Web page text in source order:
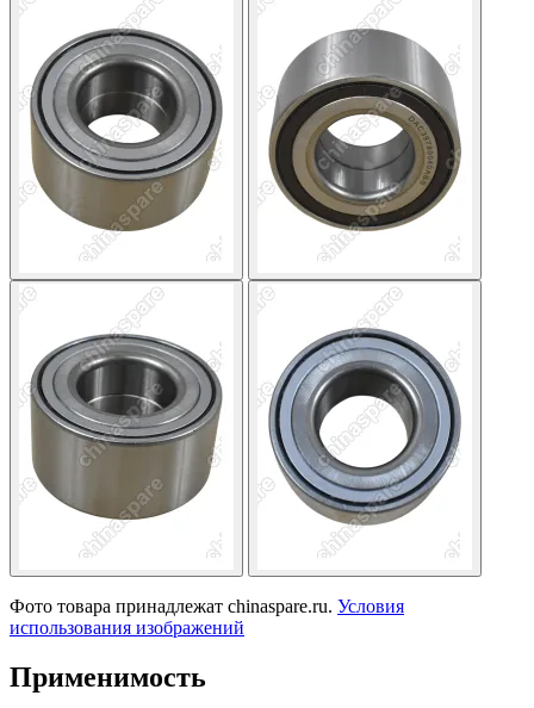
Фото товара принадлежат chinaspare.ru. Условия
использования изображений
Применимость